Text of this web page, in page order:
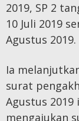
2019, SP 2
10 Juli 2019
Agustus 2019.
Ia
surat
Agustus 2019
mengajukan